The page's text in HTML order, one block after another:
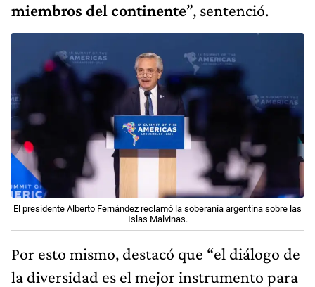
miembros del continente”, sentenció.
El presidente Alberto Fernández reclamó la soberanía argentina sobre las
Islas Malvinas.
Por esto mismo, destacó que “el diálogo de
la diversidad es el mejor instrumento para